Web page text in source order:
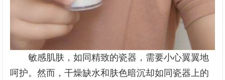
敏感肌肤，如同精致的瓷器，需要小心翼翼地
呵护。然而，干燥缺水和肤色暗沉却如同瓷器上的